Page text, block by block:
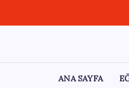
youtube.com/
ANA SAYFA